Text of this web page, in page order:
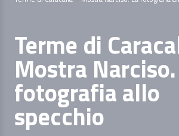
Terme di
Mostra
fotografia allo
specchio